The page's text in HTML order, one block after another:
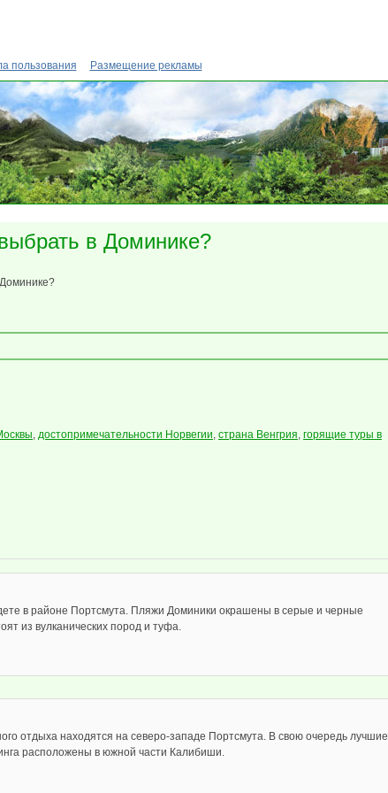
пользования Размещение рекламы
в Доминике?
, достопримечательности Норвегии, страна Венгрия, горящие туры в
в районе Портсмута. Пляжи Доминики окрашены в серые и черные
из вулканических пород и туфа.
отдыха находятся на северо-западе Портсмута. В свою очередь лучшие
расположены в южной части Калибиши.